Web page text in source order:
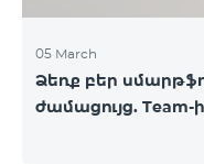
05 March
Ձեռք բեր
ժամացույց.